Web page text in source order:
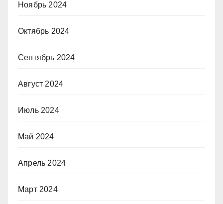
Ноябрь 2024
Октябрь 2024
Сентябрь 2024
Август 2024
Июль 2024
Май 2024
Апрель 2024
Март 2024